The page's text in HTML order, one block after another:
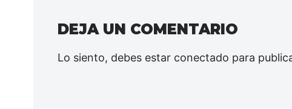
DEJA UN COMENTARIO
Lo siento, debes estar conectado para